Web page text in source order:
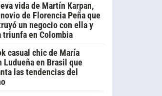
vida de Martín Karpan,
de Florencia Peña que
un negocio con ella y
triunfa en Colombia
casual chic de María
Ludueña en Brasil que
las tendencias del